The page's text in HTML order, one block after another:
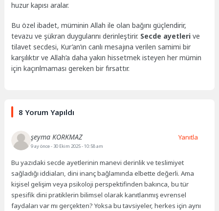
huzur kapısı aralar.
Bu özel ibadet, müminin Allah ile olan bağını güçlendirir,
tevazu ve şükran duygularını derinleştirir. Secde ayetleri ve
tilavet secdesi, Kur’an’ın canlı mesajına verilen samimi bir
karşılıktır ve Allah’a daha yakın hissetmek isteyen her mümin
için kaçırılmaması gereken bir fırsattır.
8 Yorum Yapıldı
şeyma KORKMAZ
9 ay önce- 30 Ekim 2025 - 10:58 am
Bu yazıdaki secde ayetlerinin manevi derinlik ve teslimiyet
sağladığı iddiaları, dini inanç bağlamında elbette değerli. Ama
kişisel gelişim veya psikoloji perspektifinden bakınca, bu tür
spesifik dini pratiklerin bilimsel olarak kanıtlanmış evrensel
faydaları var mı gerçekten? Yoksa bu tavsiyeler, herkes için aynı
Yanıtla